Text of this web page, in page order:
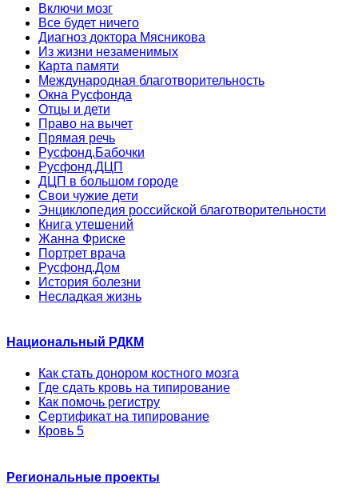
Включи мозг
Все будет ничего
Диагноз доктора Мясникова
Из жизни незаменимых
Карта памяти
Международная благотворительность
Окна Русфонда
Отцы и дети
Право на вычет
Прямая речь
Русфонд.Бабочки
Русфонд.ДЦП
ДЦП в большом городе
Свои чужие дети
Энциклопедия российской благотворительности
Книга утешений
Жанна Фриске
Портрет врача
Русфонд.Дом
История болезни
Несладкая жизнь
Национальный РДКМ
Как стать донором костного мозга
Где сдать кровь на типирование
Как помочь регистру
Сертификат на типирование
Кровь 5
Региональные проекты